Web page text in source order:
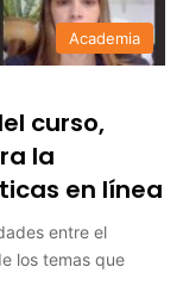
Academia
curso,
la
en línea
entre el
los temas que